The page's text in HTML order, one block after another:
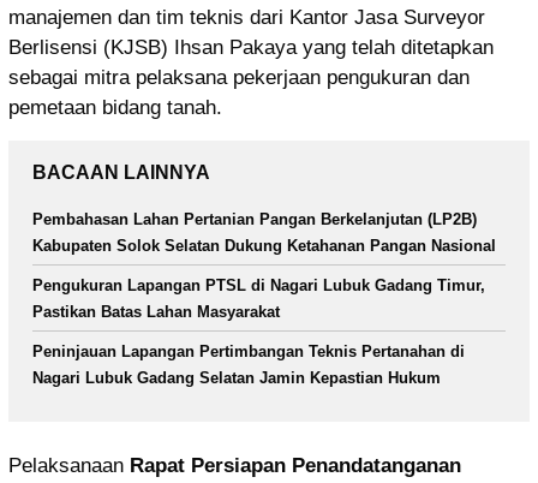
manajemen dan tim teknis dari Kantor Jasa Surveyor
Berlisensi (KJSB) Ihsan Pakaya yang telah ditetapkan
sebagai mitra pelaksana pekerjaan pengukuran dan
pemetaan bidang tanah.
BACAAN LAINNYA
Pembahasan Lahan Pertanian Pangan Berkelanjutan (LP2B)
Kabupaten Solok Selatan Dukung Ketahanan Pangan Nasional
Pengukuran Lapangan PTSL di Nagari Lubuk Gadang Timur,
Pastikan Batas Lahan Masyarakat
Peninjauan Lapangan Pertimbangan Teknis Pertanahan di
Nagari Lubuk Gadang Selatan Jamin Kepastian Hukum
Pelaksanaan Rapat Persiapan Penandatanganan